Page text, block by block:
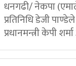
धनगढी/ नेकपा
प्रतिनिधि डेजी
प्रधानमन्त्री केपी